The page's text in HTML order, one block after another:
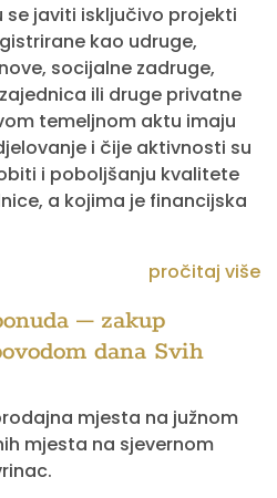
javiti isključivo projekti
kao udruge,
socijalne zadruge,
ili druge privatne
temeljnom aktu imaju
i čije aktivnosti su
i poboljšanju kvalitete
a kojima je financijska
pročitaj više
– zakup
dana Svih
mjesta na južnom
mjesta na sjevernom